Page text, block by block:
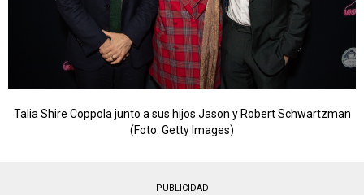
Talia Shire Coppola junto a sus hijos Jason y Robert Schwartzman
(Foto: Getty Images)
PUBLICIDAD